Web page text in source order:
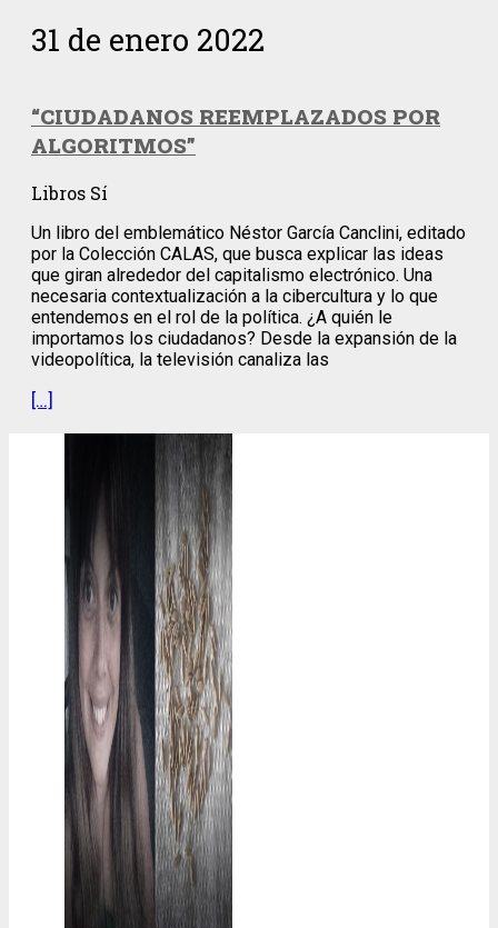
31 de enero 2022
“CIUDADANOS REEMPLAZADOS POR
ALGORITMOS”
Libros Sí
Un libro del emblemático Néstor García Canclini, editado
por la Colección CALAS, que busca explicar las ideas
que giran alrededor del capitalismo electrónico. Una
necesaria contextualización a la cibercultura y lo que
entendemos en el rol de la política. ¿A quién le
importamos los ciudadanos? Desde la expansión de la
videopolítica, la televisión canaliza las
[…]